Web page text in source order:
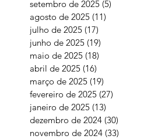
setembro de 2025 (5)
agosto de 2025 (11)
julho de 2025 (17)
junho de 2025 (19)
maio de 2025 (18)
abril de 2025 (16)
março de 2025 (19)
fevereiro de 2025 (27)
janeiro de 2025 (13)
dezembro de 2024 (30)
novembro de 2024 (33)